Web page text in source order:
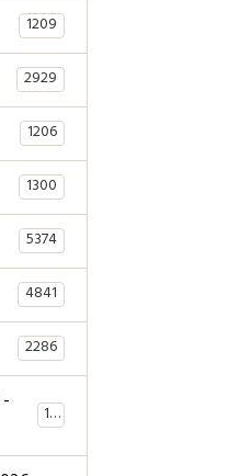
1209
2929
1206
1300
5374
4841
2286
147